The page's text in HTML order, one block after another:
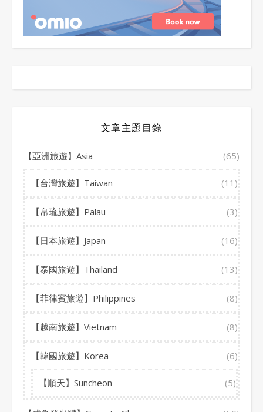
文章主題目錄
【亞洲旅遊】Asia (65)
【台灣旅遊】Taiwan (11)
【帛琉旅遊】Palau (3)
【日本旅遊】Japan (16)
【泰國旅遊】Thailand (13)
【菲律賓旅遊】Philippines (8)
【越南旅遊】Vietnam (8)
【韓國旅遊】Korea (6)
【順天】Suncheon (5)